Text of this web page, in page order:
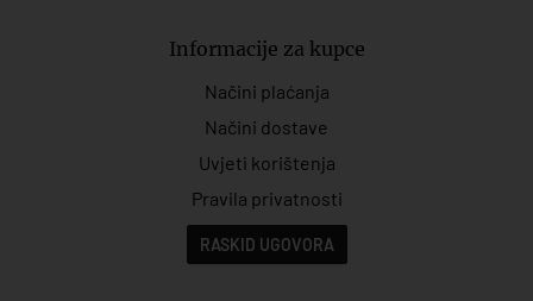
Informacije za kupce
Načini plaćanja
Načini dostave
Uvjeti korištenja
Pravila privatnosti
RASKID UGOVORA